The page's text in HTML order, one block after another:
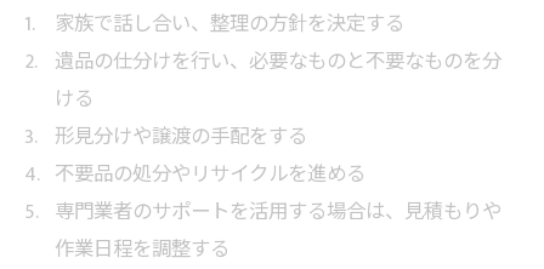
家族で話し合い、整理の方針を決定する
遺品の仕分けを行い、必要なものと不要なものを分
ける
形見分けや譲渡の手配をする
不要品の処分やリサイクルを進める
専門業者のサポートを活用する場合は、見積もりや
作業日程を調整する